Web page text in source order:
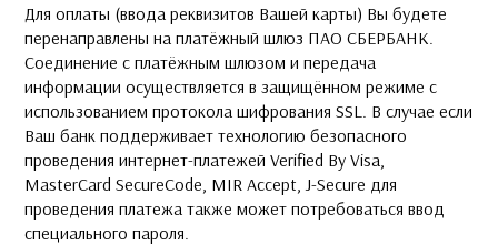
Для оплаты (ввода реквизитов Вашей карты) Вы будете
перенаправлены на платёжный шлюз ПАО СБЕРБАНК.
Соединение с платёжным шлюзом и передача
информации осуществляется в защищённом режиме с
использованием протокола шифрования SSL. В случае если
Ваш банк поддерживает технологию безопасного
проведения интернет-платежей Verified By Visa,
MasterCard SecureCode, MIR Accept, J-Secure для
проведения платежа также может потребоваться ввод
специального пароля.